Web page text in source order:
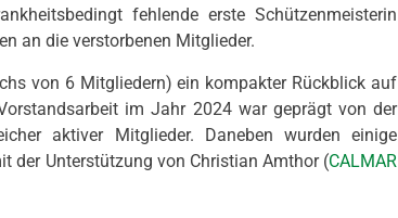
fehlende erste Schützenmeisterin
an die verstorbenen Mitglieder.
von 6 Mitgliedern) ein kompakter Rückblick auf
im Jahr 2024 war geprägt von der
aktiver Mitglieder. Daneben wurden einige
der Unterstützung von Christian Amthor (CALMAR